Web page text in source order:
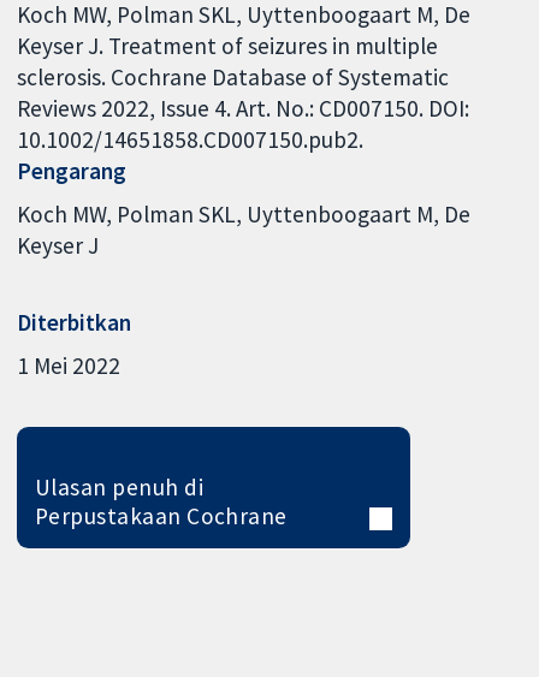
Koch MW, Polman SKL, Uyttenboogaart M, De
Keyser J. Treatment of seizures in multiple
sclerosis. Cochrane Database of Systematic
Reviews 2022, Issue 4. Art. No.: CD007150. DOI:
10.1002/14651858.CD007150.pub2.
Pengarang
Koch MW Polman SKL Uyttenboogaart M De
Keyser J
Diterbitkan
1 Mei 2022
Ulasan penuh di
Perpustakaan Cochrane